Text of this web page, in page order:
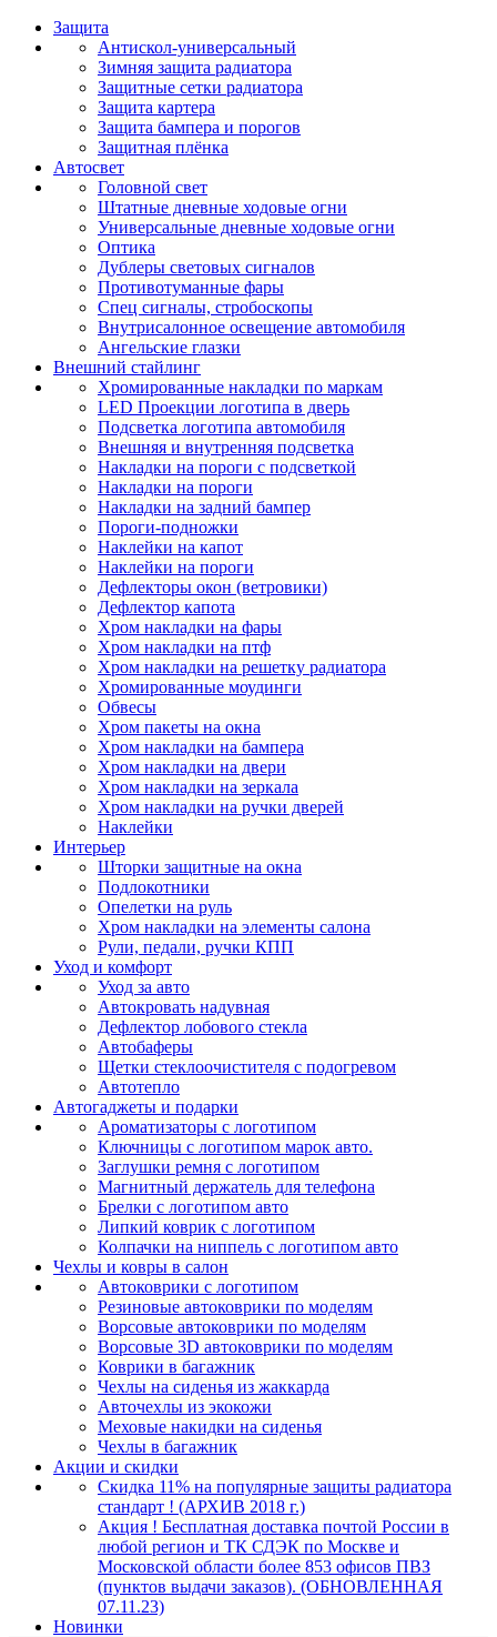
Защита
Антискол-универсальный
Зимняя защита радиатора
Защитные сетки радиатора
Защита картера
Защита бампера и порогов
Защитная плёнка
Автосвет
Головной свет
Штатные дневные ходовые огни
Универсальные дневные ходовые огни
Оптика
Дублеры световых сигналов
Противотуманные фары
Спец сигналы, стробоскопы
Внутрисалонное освещение автомобиля
Ангельские глазки
Внешний стайлинг
Хромированные накладки по маркам
LED Проекции логотипа в дверь
Подсветка логотипа автомобиля
Внешняя и внутренняя подсветка
Накладки на пороги с подсветкой
Накладки на пороги
Накладки на задний бампер
Пороги-подножки
Наклейки на капот
Наклейки на пороги
Дефлекторы окон (ветровики)
Дефлектор капота
Хром накладки на фары
Хром накладки на птф
Хром накладки на решетку радиатора
Хромированные моудинги
Обвесы
Хром пакеты на окна
Хром накладки на бампера
Хром накладки на двери
Хром накладки на зеркала
Хром накладки на ручки дверей
Наклейки
Интерьер
Шторки защитные на окна
Подлокотники
Опелетки на руль
Хром накладки на элементы салона
Рули, педали, ручки КПП
Уход и комфорт
Уход за авто
Автокровать надувная
Дефлектор лобового стекла
Автобаферы
Щетки стеклоочистителя с подогревом
Автотепло
Автогаджеты и подарки
Ароматизаторы с логотипом
Ключницы с логотипом марок авто.
Заглушки ремня с логотипом
Магнитный держатель для телефона
Брелки с логотипом авто
Липкий коврик c логотипом
Колпачки на ниппель с логотипом авто
Чехлы и ковры в салон
Автоковрики с логотипом
Резиновые автоковрики по моделям
Ворсовые автоковрики по моделям
Ворсовые 3D автоковрики по моделям
Коврики в багажник
Чехлы на сиденья из жаккарда
Авточехлы из экокожи
Меховые накидки на сиденья
Чехлы в багажник
Акции и скидки
Скидка 11% на популярные защиты радиатора
стандарт ! (АРХИВ 2018 г.)
Акция ! Бесплатная доставка почтой России в
любой регион и ТК СДЭК по Москве и
Московской области более 853 офисов ПВЗ
(пунктов выдачи заказов). (ОБНОВЛЕННАЯ
07.11.23)
Новинки